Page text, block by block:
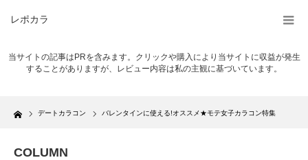
レポカラ
当サイトの記事はPRを含みます。クリックや購入により当サイトに収益が発生
することがありますが、レビュー内容は私の主観に基づいています。
Home デートカラコン バレンタインに使える!オススメ★モテ女子カラコン特集
COLUMN